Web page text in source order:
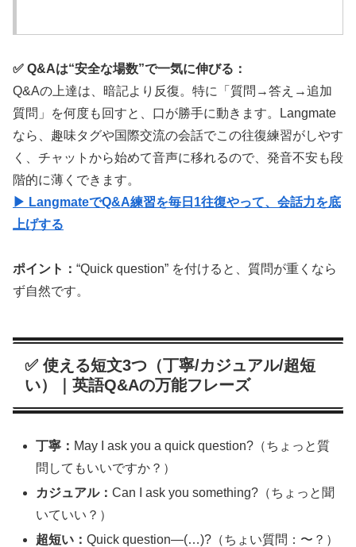
✅ Q&Aは“安全な場数”で一気に伸びる：
Q&Aの上達は、暗記より反復。特に「質問→答え→追加
質問」を何度も回すと、口が勝手に動きます。Langmate
なら、趣味タグや国際交流の会話でこの往復練習がしやす
く、チャットから始めて音声に移れるので、発音不安も段
階的に薄くできます。
▶ LangmateでQ&A練習を毎日1往復やって、会話力を底
上げする
ポイント： “Quick question” を付けると、質問が重くなら
ず自然です。
✅ 使える短文3つ（丁寧/カジュアル/超短
い）｜英語Q&Aの万能フレーズ
丁寧： May I ask you a quick question?（ちょっと質
問してもいいですか？）
カジュアル：Can I ask you something?（ちょっと聞
いていい？）
超短い：Quick question—(…)?（ちょい質問：〜？）